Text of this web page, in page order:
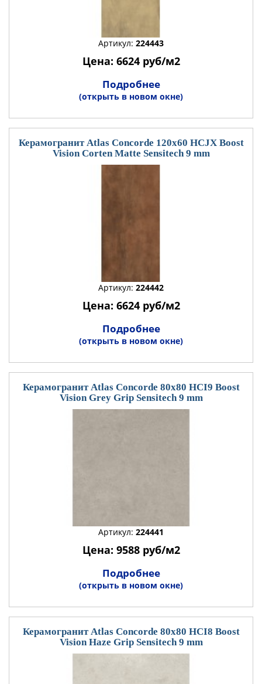
Артикул: 224443
Цена: 6624 руб/м2
Подробнее
(открыть в новом окне)
Керамогранит Atlas Concorde 120x60 HCJX Boost
Vision Corten Matte Sensitech 9 mm
Артикул: 224442
Цена: 6624 руб/м2
Подробнее
(открыть в новом окне)
Керамогранит Atlas Concorde 80x80 HCI9 Boost
Vision Grey Grip Sensitech 9 mm
Артикул: 224441
Цена: 9588 руб/м2
Подробнее
(открыть в новом окне)
Керамогранит Atlas Concorde 80x80 HCI8 Boost
Vision Haze Grip Sensitech 9 mm